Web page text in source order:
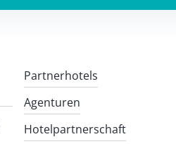
Partnerhotels
Agenturen
Hotelpartnerschaft